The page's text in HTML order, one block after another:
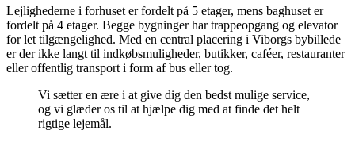
Lejlighederne i forhuset er fordelt på 5 etager, mens baghuset er
fordelt på 4 etager. Begge bygninger har trappeopgang og elevator
for let tilgængelighed. Med en central placering i Viborgs bybillede
er der ikke langt til indkøbsmuligheder, butikker, caféer, restauranter
eller offentlig transport i form af bus eller tog.
Vi sætter en ære i at give dig den bedst mulige service,
og vi glæder os til at hjælpe dig med at finde det helt
rigtige lejemål.